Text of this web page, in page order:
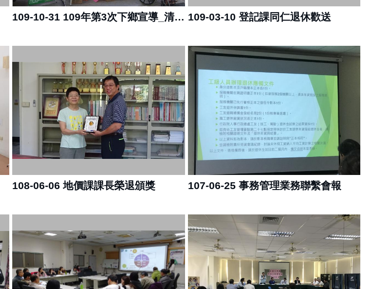
109-10-31 109年第3次下鄉宣導_清水寺 109-03-10 登記課同仁退休歡送
108-06-06 地價課課長榮退頒獎 107-06-25 事務管理業務聯繫會報